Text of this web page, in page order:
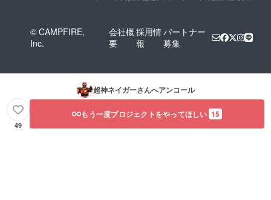
© CAMPFIRE,
Inc.
会社概
要
採用情
報
パートナー
募集
超神ネイガーさんへアンコール
49
もう一度プロジェクトをやってほしい 15